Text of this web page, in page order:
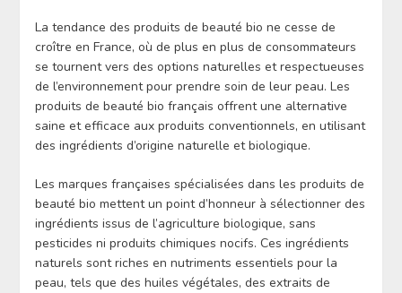
La tendance des produits de beauté bio ne cesse de
croître en France, où de plus en plus de consommateurs
se tournent vers des options naturelles et respectueuses
de l’environnement pour prendre soin de leur peau. Les
produits de beauté bio français offrent une alternative
saine et efficace aux produits conventionnels, en utilisant
des ingrédients d’origine naturelle et biologique.
Les marques françaises spécialisées dans les produits de
beauté bio mettent un point d’honneur à sélectionner des
ingrédients issus de l’agriculture biologique, sans
pesticides ni produits chimiques nocifs. Ces ingrédients
naturels sont riches en nutriments essentiels pour la
peau, tels que des huiles végétales, des extraits de